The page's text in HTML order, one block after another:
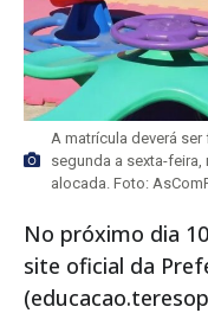
A matrícula deverá
segunda a sexta-
alocada. Foto:
No próximo dia
site oficial da